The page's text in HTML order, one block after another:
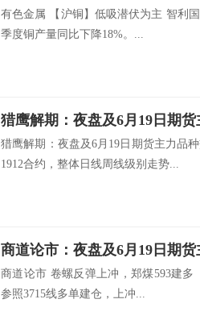
有色金属 【沪铜】低吸潜伏为主 智利
季度铜产量同比下降18%。...
猎鹰解期：夜盘及6月19日期
猎鹰解期：夜盘及6月19日期货主力品
1912合约，整体日线周线级别走势...
商道论市：夜盘及6月19日期
商道论市 卷螺反弹上冲，郑煤593建
参照3715线多单建仓，上冲...